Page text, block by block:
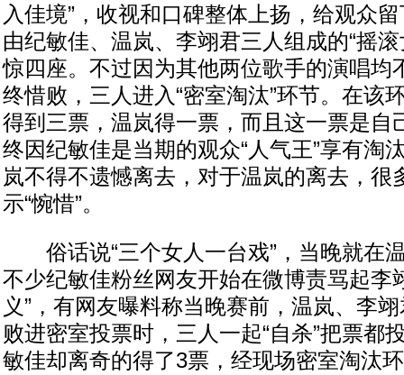
入佳境”，收视和口碑整体上扬，给观众
由纪敏佳、温岚、李翊君三人组成的“摇
惊四座。不过因为其他两位歌手的演唱均
终惜败，三人进入“密室淘汰”环节。在该
得到三票，温岚得一票，而且这一票是自
终因纪敏佳是当期的观众“人气王”享有淘
岚不得不遗憾离去，对于温岚的离去，很
示“惋惜”。
俗话说“三个女人一台戏”，当晚就在
不少纪敏佳粉丝网友开始在微博责骂起李
义”，有网友曝料称当晚赛前，温岚、李
败进密室投票时，三人一起“自杀”把票都
敏佳却离奇的得了3票，经现场密室淘汰